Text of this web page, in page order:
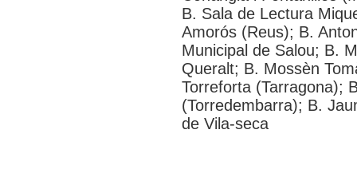
B. Sala de Lectura
Amorós (Reus); B.
Municipal de Salou; B.
Queralt; B. Mossèn
Torreforta (Tarragona);
(Torredembarra); B.
de Vila-seca